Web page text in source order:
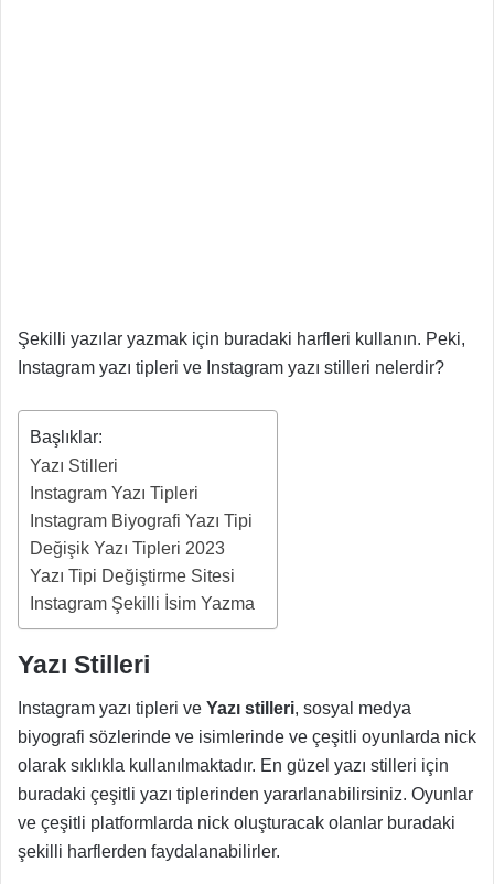
Şekilli yazılar yazmak için buradaki harfleri kullanın. Peki,
Instagram yazı tipleri ve Instagram yazı stilleri nelerdir?
Başlıklar:
Yazı Stilleri
Instagram Yazı Tipleri
Instagram Biyografi Yazı Tipi
Değişik Yazı Tipleri 2023
Yazı Tipi Değiştirme Sitesi
Instagram Şekilli İsim Yazma
Yazı Stilleri
Instagram yazı tipleri ve Yazı stilleri, sosyal medya
biyografi sözlerinde ve isimlerinde ve çeşitli oyunlarda nick
olarak sıklıkla kullanılmaktadır. En güzel yazı stilleri için
buradaki çeşitli yazı tiplerinden yararlanabilirsiniz. Oyunlar
ve çeşitli platformlarda nick oluşturacak olanlar buradaki
şekilli harflerden faydalanabilirler.